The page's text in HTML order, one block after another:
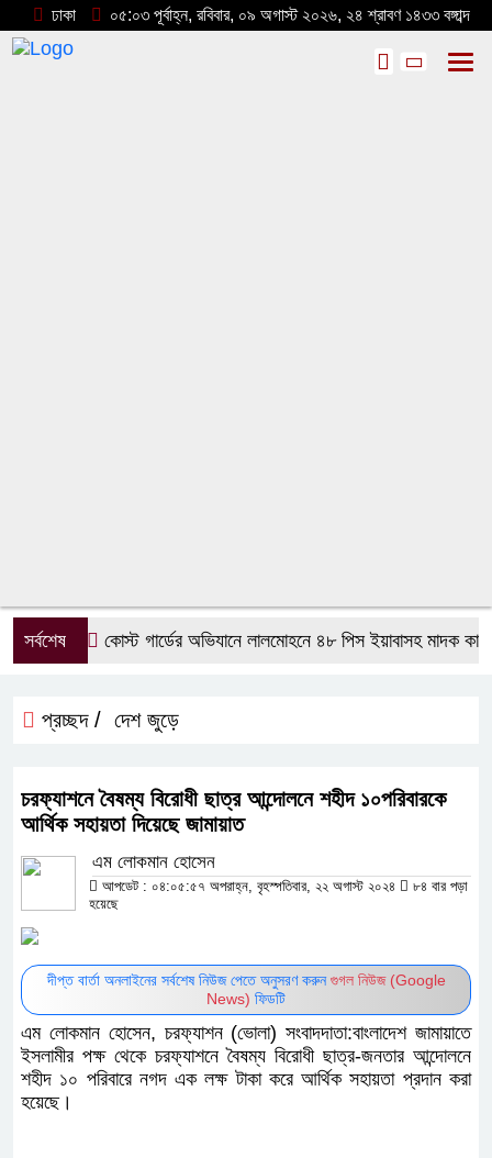
ঢাকা ০৫:০৩ পূর্বাহ্ন, রবিবার, ০৯ অগাস্ট ২০২৬, ২৪ শ্রাবণ ১৪৩৩ বঙ্গাব্দ
সর্বশেষ কোস্ট গার্ডের অভিযানে লালমোহনে ৪৮ পিস ইয়াবাসহ মাদক
প্রচ্ছদ / দেশ জুড়ে
চরফ্যাশনে বৈষম্য বিরোধী ছাত্র আন্দোলনে শহীদ ১০পরিবারকে
আর্থিক সহায়তা দিয়েছে জামায়াত
এম লোকমান হোসেন
আপডেট : ০৪:০৫:৫৭ অপরাহ্ন, বৃহস্পতিবার, ২২ অগাস্ট ২০২৪
৮৪ বার পড়া
হয়েছে
দীপ্ত বার্তা অনলাইনের সর্বশেষ নিউজ পেতে অনুসরণ করুনগুগল নিউজ (Google
News) ফিডটি
এম লোকমান হোসেন, চরফ্যাশন (ভোলা) সংবাদদাতা:বাংলাদেশ জামায়াতে
ইসলামীর পক্ষ থেকে চরফ্যাশনে বৈষম্য বিরোধী ছাত্র-জনতার আন্দোলনে
শহীদ ১০ পরিবারে নগদ এক লক্ষ টাকা করে আর্থিক সহায়তা প্রদান করা
হয়েছে।